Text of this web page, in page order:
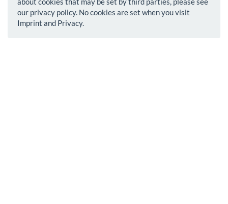
our privacy policy. No cookies are set when you visit
Imprint and Privacy.